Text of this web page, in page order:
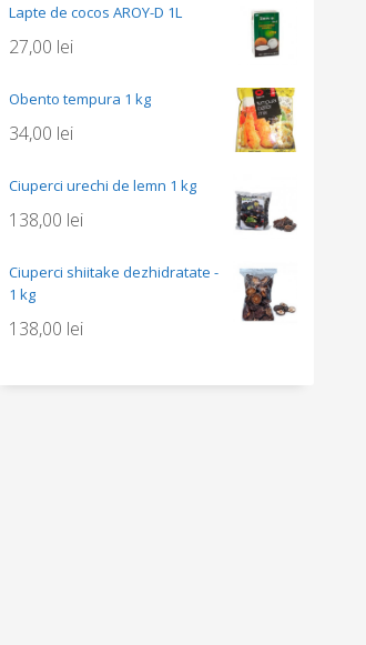
Lapte de cocos AROY-D 1L
27,00 lei
Obento tempura 1 kg
34,00 lei
Ciuperci urechi de lemn 1 kg
138,00 lei
Ciuperci shiitake dezhidratate -
1 kg
138,00 lei